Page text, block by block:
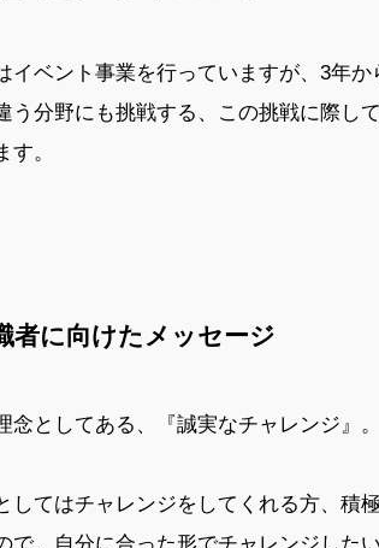
ベント事業を行っていますが、3年
う分野にも挑戦する、この挑戦に際し
す。
者に向けたメッセージ
としてある、『誠実なチャレンジ』。
てはチャレンジをしてくれる方、積